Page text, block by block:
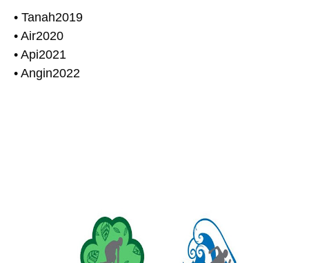
• Tanah2019
• Air2020
• Api2021
• Angin2022